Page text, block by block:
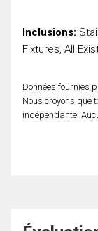
Inclusions:
Fixtures, All
Données fournies
Nous croyons que
indépendante.